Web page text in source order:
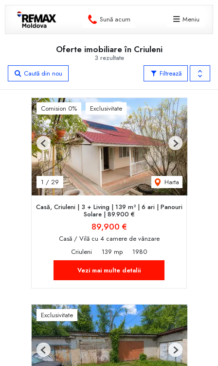
Sună acum Meniu
3 rezultate
Oferte imobiliare în Criuleni
Filtrează
Caută din nou
Comision 0% Exclusivitate
1 / 29 Harta
Previous Next
Casă, Criuleni | 3 + Living | 139 m² | 6 ari | Panouri
Solare | 89.900 €
89,900 €
Casă / Vilă cu 4 camere de vânzare
Criuleni
139 mp
1980
Vezi mai multe detalii
Exclusivitate
Previous Next